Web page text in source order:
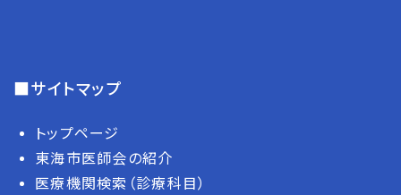
■サイトマップ
トップページ
東海市医師会の紹介
医療機関検索（診療科目）